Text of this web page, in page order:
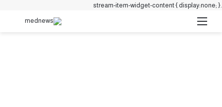
.stream-item-widget-content { display:none; }
القائمة